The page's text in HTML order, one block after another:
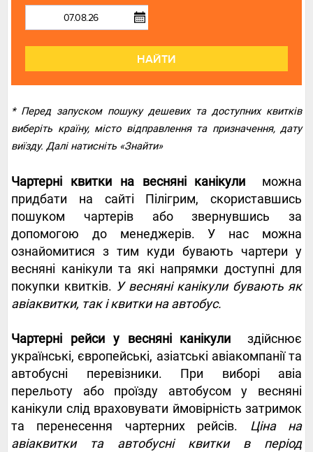
НАЙТИ
* Перед запуском пошуку дешевих та доступних квитків
виберіть країну, місто відправлення та призначення, дату
виїзду. Далі натисніть «Знайти»
Чартерні квитки на весняні канікули можна
придбати на сайті Пілігрим, скориставшись
пошуком чартерів або звернувшись за
допомогою до менеджерів. У нас можна
ознайомитися з тим куди бувають чартери у
весняні канікули та які напрямки доступні для
покупки квитків. У весняні канікули бувають як
авіаквитки, так і квитки на автобус.
Чартерні рейси у весняні канікули здійснює
українські, європейські, азіатські авіакомпанії та
автобусні перевізники. При виборі авіа
перельоту або проїзду автобусом у весняні
канікули слід враховувати ймовірність затримок
та перенесення чартерних рейсів. Ціна на
авіаквитки та автобусні квитки в період